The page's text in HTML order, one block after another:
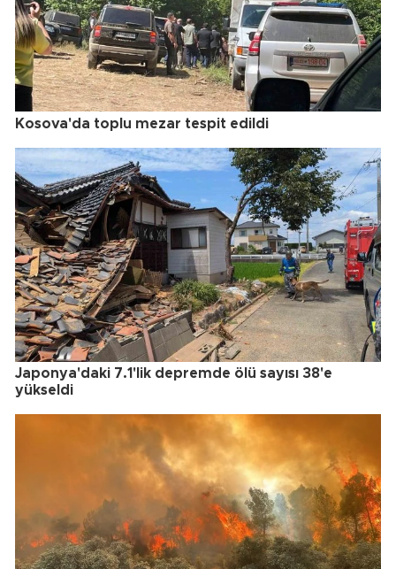
Kosova'da toplu mezar tespit edildi
Japonya'daki 7.1'lik depremde ölü sayısı 38'e
yükseldi